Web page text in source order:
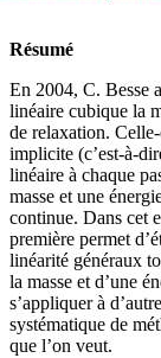
Résumé
En 2004, C. Besse
linéaire cubique la
de relaxation.
implicite (c’est-à-
linéaire à chaque
masse et une
continue. Dans cet
première permet
linéarité généraux
la masse et d’une
s’appliquer à
systématique de
que l’on veut.